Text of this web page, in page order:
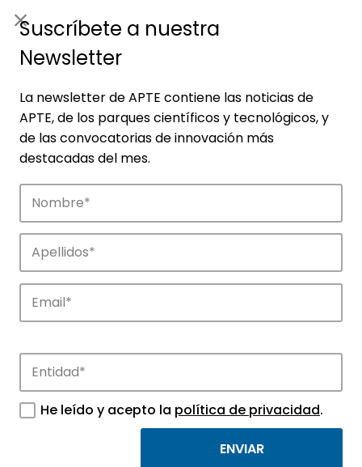
Noticias
Suscríbete a nuestra
Newsletter
La newsletter de APTE contiene las noticias de
APTE, de los parques científicos y tecnológicos, y
de las convocatorias de innovación más
destacadas del mes.
He leído y acepto la política de privacidad.